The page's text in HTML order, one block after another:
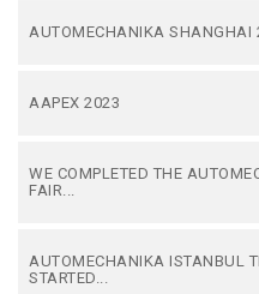
AUTOMECHANIKA SHANGHAI
AAPEX 2023
WE COMPLETED THE
FAIR...
AUTOMECHANIKA ISTANBUL
STARTED...